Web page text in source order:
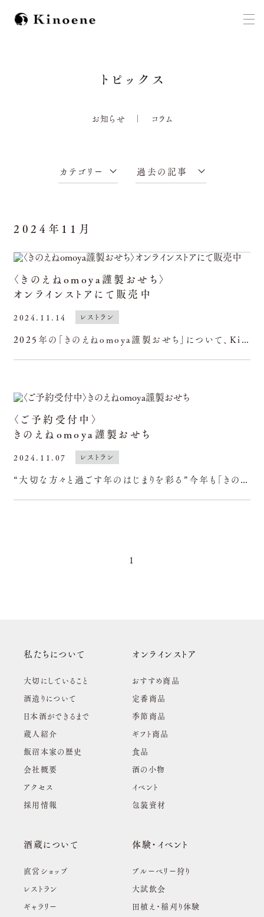
トピックス
お知らせ コラム
2024年11月
レストラン
〈きのえねomoya謹製おせち〉
オンラインストアにて販売中
2024.11.14
2025年の「きのえねomoya謹製おせち」について、Kinoeneオンラインストアでもご予約販売を開始いたしました。甲子のお酒やギフトセットと合わせてお買い求めいただくことができ、大変便利です。年末
レストラン
〈ご予約受付中〉
きのえねomoya謹製おせち
2024.11.07
“大切な方々と過ごす年のはじまりを彩る”今年も「きのえねomoya謹製おせち」を販売いたします。こだわりの食材と繊細な技術を詰め込み、きのえねomoyaらしい伝統と革新を表
1
私たちについて
大切にしていること
酒造りについて
日本酒ができるまで
蔵人紹介
飯沼本家の歴史
会社概要
アクセス
採用情報
オンラインストア
おすすめ商品
定番商品
季節商品
ギフト商品
食品
酒の小物
イベント
包装資材
酒蔵について
直営ショップ
レストラン
ギャラリー
体験・イベント
ブルーベリー狩り
大試飲会
田植え・稲刈り体験